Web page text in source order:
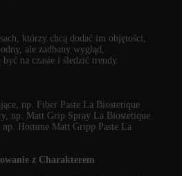
którzy chcą dodać im objętości,
ale zadbany wygląd,
na czasie i śledzić trendy.
np. Fiber Paste La Biostetique
np. Matt Grip Spray La Biostetique
np. Homme Matt Gripp Paste La
z Charakterem